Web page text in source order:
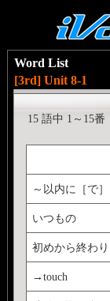
Word List
[3rd] Unit 8-1
15 語中 1～15番
～以内に［で］
いつもの
初めから終わ
→touch